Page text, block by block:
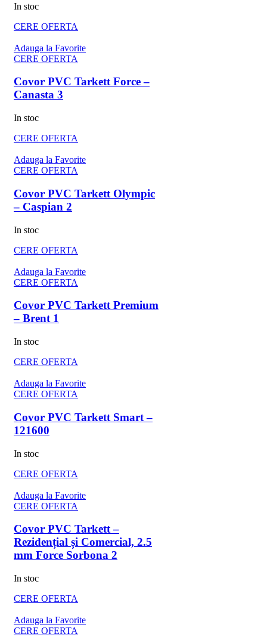
In stoc
CERE OFERTA
Adauga la Favorite
CERE OFERTA
Covor PVC Tarkett Force –
Canasta 3
In stoc
CERE OFERTA
Adauga la Favorite
CERE OFERTA
Covor PVC Tarkett Olympic
– Caspian 2
In stoc
CERE OFERTA
Adauga la Favorite
CERE OFERTA
Covor PVC Tarkett Premium
– Brent 1
In stoc
CERE OFERTA
Adauga la Favorite
CERE OFERTA
Covor PVC Tarkett Smart –
121600
In stoc
CERE OFERTA
Adauga la Favorite
CERE OFERTA
Covor PVC Tarkett –
Rezidențial și Comercial, 2.5
mm Force Sorbona 2
In stoc
CERE OFERTA
Adauga la Favorite
CERE OFERTA